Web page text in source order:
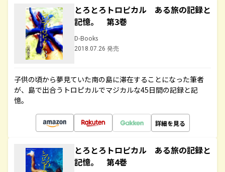
とろとろトロピカル ある旅の記録と
記憶。 第3巻
D-Books
2018.07.26 発売
子供の頃から夢見ていた南の島に滞在することになった筆者
が、島で出合うトロピカルでマジカルな45日間の記録と記
憶。
詳細を見る
とろとろトロピカル ある旅の記録と
記憶。 第4巻